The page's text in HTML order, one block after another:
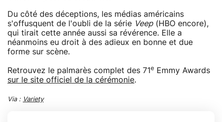
Du côté des déceptions, les médias américains
s'offusquent de l'oubli de la série Veep(HBO encore),
qui tirait cette année aussi sa révérence. Elle a
néanmoins eu droit à des adieux en bonne et due
forme sur scène.
Retrouvez le palmarès complet des 71 e Emmy Awards
sur le site officiel de la cérémonie.
Via : Variety